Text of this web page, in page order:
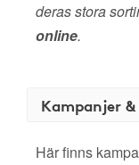
deras stora
online.
Kampanjer
Här finns